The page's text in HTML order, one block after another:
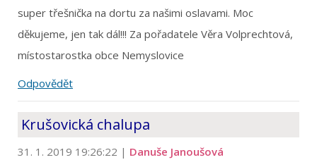
super třešnička na dortu za našimi oslavami. Moc
děkujeme, jen tak dál!!! Za pořadatele Věra Volprechtová,
místostarostka obce Nemyslovice
Odpovědět
Krušovická chalupa
31. 1. 2019 19:26:22 | Danuše Janoušová